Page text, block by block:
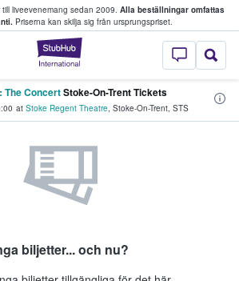
liveevenemang sedan 2009. Alla beställningar omfattas
Priserna kan skilja sig från ursprungspriset.
StubHub – där
biljetter.
The ConcertStoke-On-Trent Tickets
at Stoke Regent Theatre, Stoke-On-Trent, STS
biljetter... och nu?